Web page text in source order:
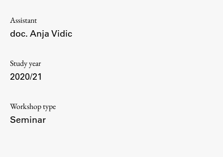
Contacts
Introduction to Studies
Assistant
doc. Anja Vidic
Study year
2020/21
Workshop type
Seminar